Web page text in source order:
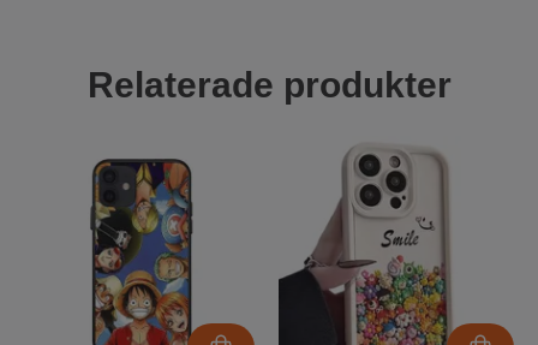
Relaterade produkter